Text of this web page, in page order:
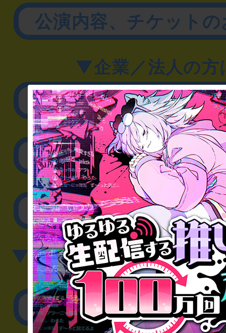
公演内容、チケット
▼企業／法人の方
リアル脱出ゲーム制作
取材に関するお
その他のご相談／
▼英語、中国語でのお問
English／